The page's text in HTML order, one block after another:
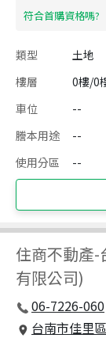
​符合首購資格嗎?
類型 土地
樓層
0樓/0
車位
--
謄本用途
--
使用分區
--
住商不動產-
有限公司)
06-7226-060
台南市佳里